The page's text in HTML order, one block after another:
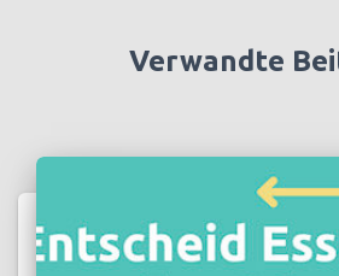
Verwandte